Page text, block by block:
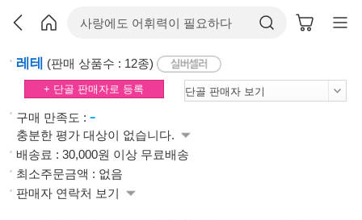
레테 (판매 상품수 : 12종)
+ 단골 판매자로 등록
구매 만족도 : -
충분한 평가 대상이 없습니다.
배송료 : 30,000원 이상 무료배송
최소주문금액 : 없음
판매자 연락처 보기